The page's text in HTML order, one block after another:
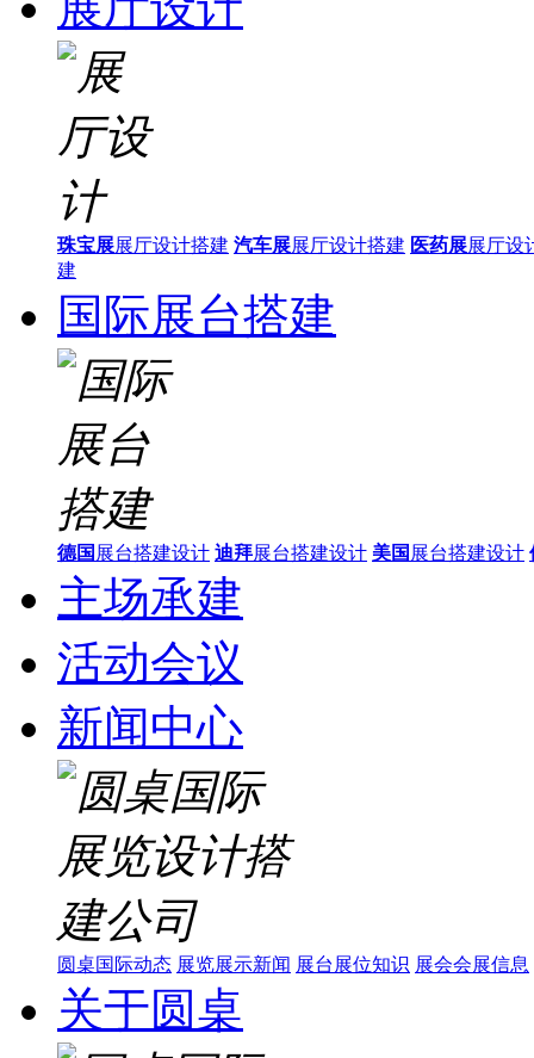
珠宝展展厅设计搭建 汽车展展厅设计搭建 医药展展厅设
建
国际展台搭建
德国 展台搭建设计 迪拜展台搭建设计 美国 展台搭建设计
主场承建
活动会议
新闻中心
圆桌国际动态 展览展示新闻 展台展位知识 展会会展信息
关于圆桌